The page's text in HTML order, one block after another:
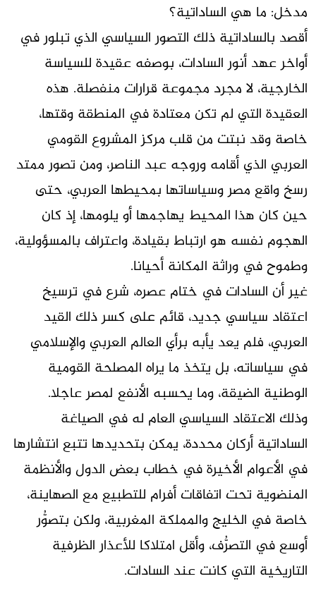
مدخل: ما هي الساداتية؟
أقصد بالساداتية ذلك التصور السياسي الذي تبلور في
أواخر عهد أنور السادات، بوصفه عقيدة للسياسة
الخارجية، لا مجرد مجموعة قرارات منفصلة. هذه
العقيدة التي لم تكن معتادة في المنطقة وقتها،
خاصة وقد نبتت من قلب مركز المشروع القومي
العربي الذي أقامه وروجه عبد الناصر، ومن تصور ممتد
رسخ واقع مصر وسياساتها بمحيطها العربي، حتى
حين كان هذا المحيط يهاجمها أو يلومها، إذ كان
الهجوم نفسه هو ارتباط بقيادة، واعتراف بالمسؤولية،
وطموح في وراثة المكانة أحيانا.
غير أن السادات في ختام عصره، شرع في ترسيخ
اعتقاد سياسي جديد، قائم على كسر ذلك القيد
العربي، فلم يعد يأبه برأي العالم العربي والإسلامي
في سياساته، بل يتخذ ما يراه المصلحة القومية
الوطنية الضيقة، وما يحسبه الأنفع لمصر عاجلا.
وذلك الاعتقاد السياسي العام له في الصياغة
الساداتية أركان محددة، يمكن بتحديدها تتبع انتشارها
في الأعوام الأخيرة في خطاب بعض الدول والأنظمة
المنضوية تحت اتفاقات أفرام للتطبيع مع الصهاينة،
خاصة في الخليج والمملكة المغربية، ولكن بتصوُّر
أوسع في التصرُّف، وأقل امتلاكا للأعذار الظرفية
التاريخية التي كانت عند السادات.